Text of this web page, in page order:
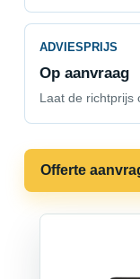
ADVIESPRIJS
Op aanvraag
Laat de richtprijs
Offerte